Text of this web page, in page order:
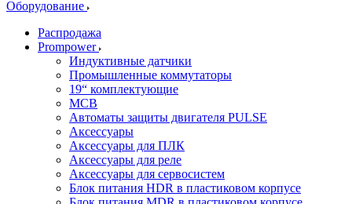
Оборудование
Распродажа
Prompower
Индуктивные датчики
Промышленные коммутаторы
19“ комплектующие
MCB
Автоматы защиты двигателя PULSE
Аксессуары
Аксессуары для ПЛК
Аксессуары для реле
Аксессуары для сервосистем
Блок питания HDR в пластиковом корпусе